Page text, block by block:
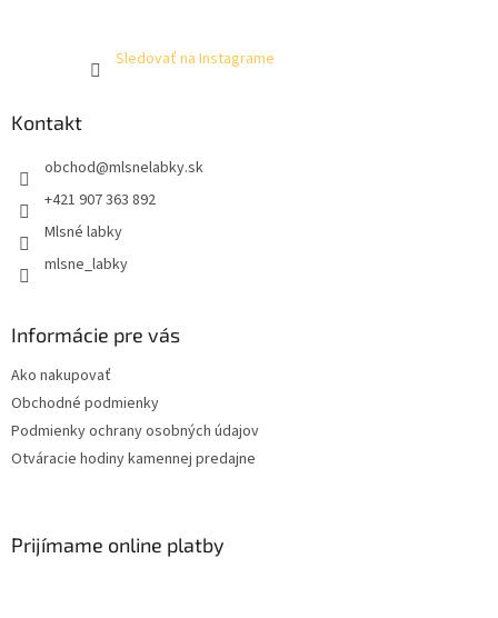
Sledovať na Instagrame
Kontakt
obchod@mlsnelabky.sk
+421 907 363 892
Mlsné labky
mlsne_labky
Informácie pre vás
Ako nakupovať
Obchodné podmienky
Podmienky ochrany osobných údajov
Otváracie hodiny kamennej predajne
Prijímame online platby